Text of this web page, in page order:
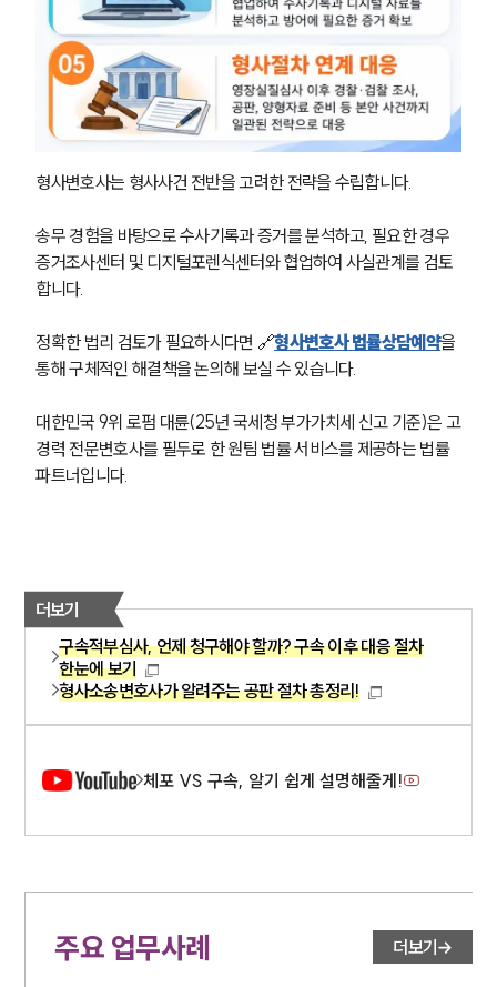
형사변호사는 형사사건 전반을 고려한 전략을 수립합니다.
송무 경험을 바탕으로 수사기록과 증거를 분석하고, 필요한 경우
증거조사센터 및 디지털포렌식센터와 협업하여 사실관계를 검토
합니다.
정확한 법리 검토가 필요하시다면 🔗형사변호사 법률상담예약을
통해 구체적인 해결책을 논의해 보실 수 있습니다.
대한민국 9위 로펌 대륜(25년 국세청 부가가치세 신고 기준)은 고
경력 전문변호사를 필두로 한 원팀 법률 서비스를 제공하는 법률
파트너입니다.
더보기
구속적부심사, 언제 청구해야 할까? 구속 이후 대응 절차
한눈에 보기
형사소송변호사가 알려주는 공판 절차 총정리!
체포 VS 구속, 알기 쉽게 설명해줄게!
주요 업무사례 더보기